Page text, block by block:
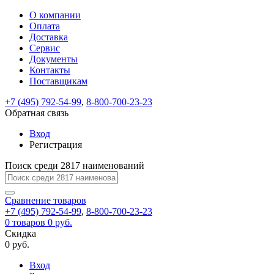
ВходРегистрация
Только
test@example.com
отправлена
по
ней
для
регистрации.
Ок
Только
Запомнить
меня
Забыли
Восстановление
пароля
Заполните
форму.
Мы
отправим
ссылку
на
указанный
электронный
адрес,
перейдя
по
которой
вы
новый
На
вашу
test@test.ru
отправлена
ссылка.
Перейдите
по
для
смены
пароля.
Введите
новый
пароль
Сменить
Пароль
успешно
Войти
Обратная
связь
Сообщение
пользовательского
соглашения
Ваше
сообщение
успешно
О компании
Оплата
Доставка
Сервис
Документы
Контакты
Поставщикам
+7 (495) 792-54-99, 8-800-700-23-23
Обратная связь
Вход
Регистрация
Поиск среди 2817 наименований
Сравнение товаров
+7 (495) 792-54-99, 8-800-700-23-23
0 товаров 0 руб.
Скидка
0 руб.
Вход